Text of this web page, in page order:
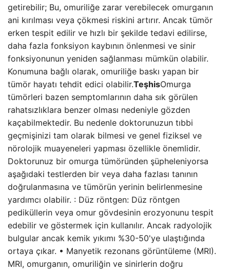
getirebilir; Bu, omuriliğe zarar verebilecek omurganın
ani kırılması veya çökmesi riskini artırır. Ancak tümör
erken tespit edilir ve hızlı bir şekilde tedavi edilirse,
daha fazla fonksiyon kaybının önlenmesi ve sinir
fonksiyonunun yeniden sağlanması mümkün olabilir.
Konumuna bağlı olarak, omuriliğe baskı yapan bir
tümör hayatı tehdit edici olabilir.TeşhisOmurga
tümörleri bazen semptomlarının daha sık görülen
rahatsızlıklara benzer olması nedeniyle gözden
kaçabilmektedir. Bu nedenle doktorunuzun tıbbi
geçmişinizi tam olarak bilmesi ve genel fiziksel ve
nörolojik muayeneleri yapması özellikle önemlidir.
Doktorunuz bir omurga tümöründen şüpheleniyorsa
aşağıdaki testlerden bir veya daha fazlası tanının
doğrulanmasına ve tümörün yerinin belirlenmesine
yardımcı olabilir. : Düz röntgen: Düz röntgen
pediküllerin veya omur gövdesinin erozyonunu tespit
edebilir ve göstermek için kullanılır. Ancak radyolojik
bulgular ancak kemik yıkımı %30-50'ye ulaştığında
ortaya çıkar. • Manyetik rezonans görüntüleme (MRI).
MRI, omurganın, omuriliğin ve sinirlerin doğru